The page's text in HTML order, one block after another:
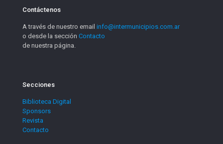
Contáctenos
A través de nuestro email info@intermunicipios.com.ar
o desde la sección Contacto
de nuestra página.
Secciones
Biblioteca Digital
Sponsors
Revista
Contacto